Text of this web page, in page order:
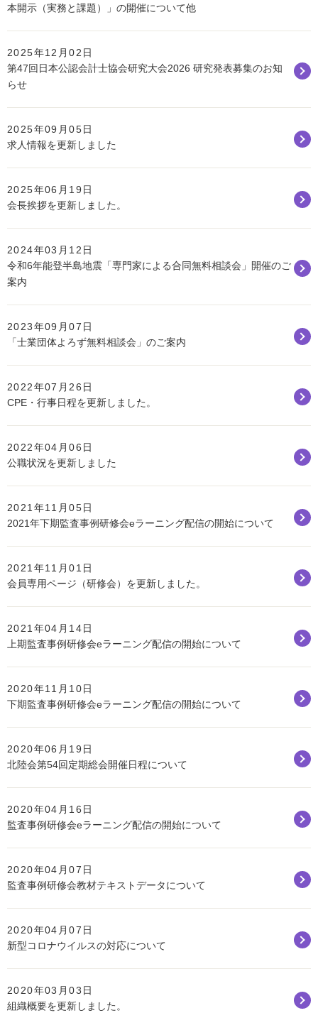
本開示（実務と課題）」の開催について他
2025年12月02日
第47回日本公認会計士協会研究大会2026 研究発表募集のお知
らせ
2025年09月05日
求人情報を更新しました
2025年06月19日
会長挨拶を更新しました。
2024年03月12日
令和6年能登半島地震「専門家による合同無料相談会」開催のご
案内
2023年09月07日
「士業団体よろず無料相談会」のご案内
2022年07月26日
CPE・行事日程を更新しました。
2022年04月06日
公職状況を更新しました
2021年11月05日
2021年下期監査事例研修会eラーニング配信の開始について
2021年11月01日
会員専用ページ（研修会）を更新しました。
2021年04月14日
上期監査事例研修会eラーニング配信の開始について
2020年11月10日
下期監査事例研修会eラーニング配信の開始について
2020年06月19日
北陸会第54回定期総会開催日程について
2020年04月16日
監査事例研修会eラーニング配信の開始について
2020年04月07日
監査事例研修会教材テキストデータについて
2020年04月07日
新型コロナウイルスの対応について
2020年03月03日
組織概要を更新しました。